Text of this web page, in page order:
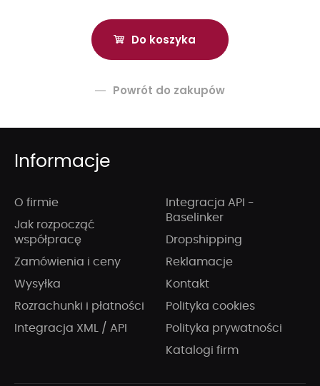
Powrót do zakupów
Informacje
O firmie
Jak rozpocząć
współpracę
Zamówienia i ceny
Wysyłka
Rozrachunki i płatności
Integracja XML / API
Integracja API -
Baselinker
Dropshipping
Reklamacje
Kontakt
Polityka cookies
Polityka prywatności
Katalogi firm